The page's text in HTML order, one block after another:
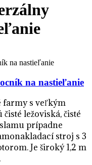
na nastieľanie
na nastieľanie
farmy s veľkým
ležoviská, čisté
prípadne
stroj s 3
Je široký 1,2 m